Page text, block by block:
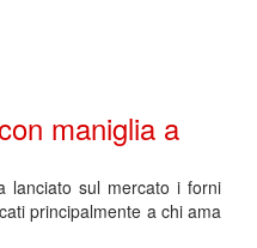
maniglia a
lanciato sul mercato i forni
principalmente a chi ama